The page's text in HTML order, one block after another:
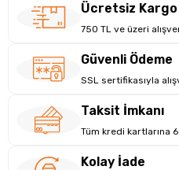
Ücretsiz Kargo
750 TL ve üzeri
Güvenli Ödeme
SSL sertifikasıyla
Taksit İmkanı
Tüm kredi kartlarına
Kolay İade